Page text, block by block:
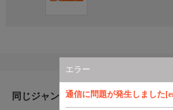
エラー
通信に問題が発生しました
同じジャンルのおすすめ番組